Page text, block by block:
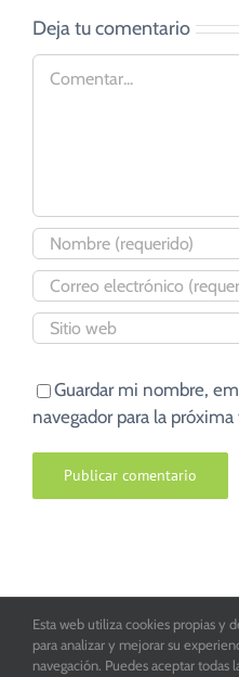
Deja tu comentario
Comentar
Guardar mi nombre,
navegador para la
Parroquia San Juan de la
Esta web utiliza cookies propias y
para analizar y mejorar su
navegación. Puedes aceptar todas